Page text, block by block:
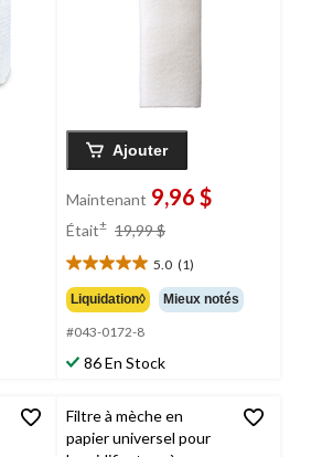
Ajouter
Maintenant 9,96 $
Était± 19,99 $
19,99 $
5.0 (1)
5.0
étoile(s)
sur
5.
1
Liquidation◊ Mieux notés
#043-0172-8
86 En Stock
Filtre à mèche en
papier universel pour